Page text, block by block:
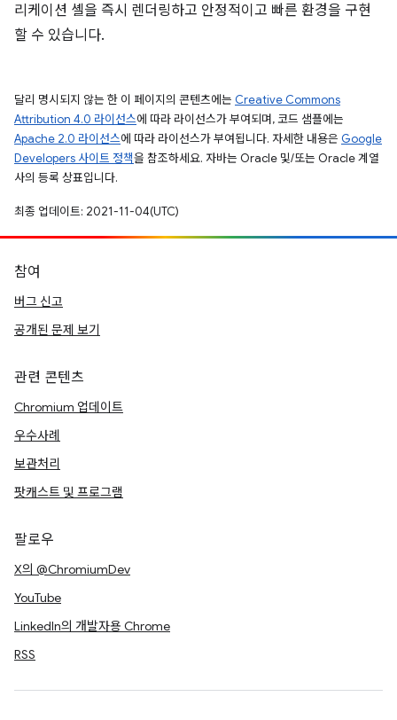
리케이션 셸을 즉시 렌더링하고 안정적이고 빠른 환경을 구현
할 수 있습니다.
달리 명시되지 않는 한 이 페이지의 콘텐츠에는 Creative Commons
Attribution 4.0 라이선스에 따라 라이선스가 부여되며, 코드 샘플에는
Apache 2.0 라이선스에 따라 라이선스가 부여됩니다. 자세한 내용은 Google
Developers 사이트 정책을 참조하세요. 자바는 Oracle 및/또는 Oracle 계열
사의 등록 상표입니다.
최종 업데이트: 2021-11-04(UTC)
참여
버그 신고
공개된 문제 보기
관련 콘텐츠
Chromium 업데이트
우수사례
보관처리
팟캐스트 및 프로그램
팔로우
X의 @ChromiumDev
YouTube
LinkedIn의 개발자용 Chrome
RSS